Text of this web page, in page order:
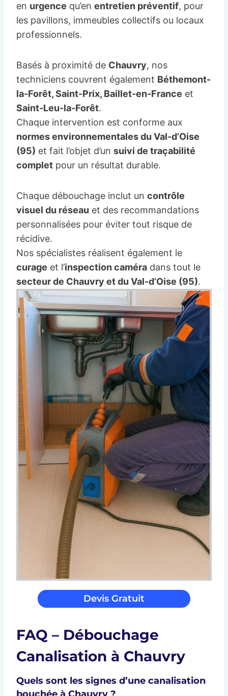
en urgence qu’en entretien préventif, pour
les pavillons, immeubles collectifs ou locaux
professionnels.
Basés à proximité de Chauvry, nos
techniciens couvrent également Béthemont-
la-Forêt, Saint-Prix, Baillet-en-France et
Saint-Leu-la-Forêt.
Chaque intervention est conforme aux
normes environnementales du Val-d’Oise
(95) et fait l’objet d’un suivi de traçabilité
complet pour un résultat durable.
Chaque débouchage inclut un contrôle
visuel du réseau et des recommandations
personnalisées pour éviter tout risque de
récidive.
Nos spécialistes réalisent également le
curage et l’inspection caméra dans tout le
secteur de Chauvry et du Val-d’Oise (95).
Devis Gratuit
FAQ – Débouchage
Canalisation à Chauvry
Quels sont les signes d’une canalisation
bouchée à Chauvry ?